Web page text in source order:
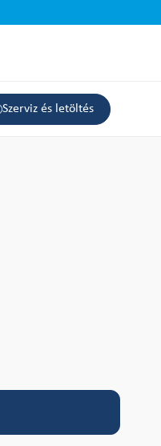
Szerviz és letöltés